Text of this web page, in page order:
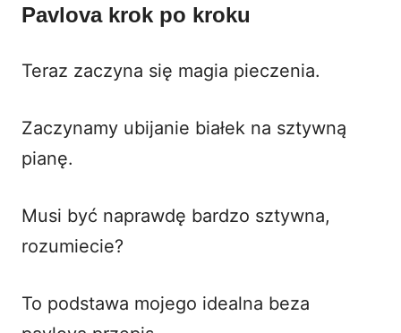
Pavlova krok po kroku
Teraz zaczyna się magia pieczenia.
Zaczynamy ubijanie białek na sztywną
pianę.
Musi być naprawdę bardzo sztywna,
rozumiecie?
To podstawa mojego idealna beza